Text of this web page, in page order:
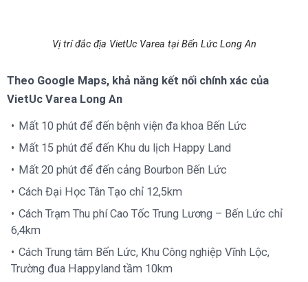
Vị trí đắc địa VietUc Varea tại Bến Lức Long An
Theo Google Maps, khả năng kết nối chính xác của
VietUc Varea Long An
Mất 10 phút để đến bệnh viện đa khoa Bến Lức
Mất 15 phút để đến Khu du lịch Happy Land
Mất 20 phút để đến cảng Bourbon Bến Lức
Cách Đại Học Tân Tạo chỉ 12,5km
Cách Trạm Thu phí Cao Tốc Trung Lương – Bến Lức chỉ
6,4km
Cách Trung tâm Bến Lức, Khu Công nghiệp Vĩnh Lộc,
Trường đua Happyland tầm 10km